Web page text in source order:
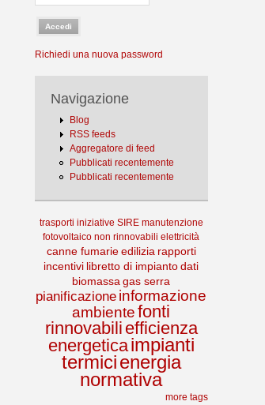
Richiedi una nuova password
Navigazione
Blog
RSS feeds
Aggregatore di feed
Pubblicati recentemente
Pubblicati recentemente
trasporti iniziative SIRE manutenzione
fotovoltaico non rinnovabili elettricità
canne fumarie edilizia rapporti
incentivi libretto di impianto dati
biomassa gas serra
pianificazione informazione
ambiente fonti
rinnovabili efficienza
energeticaimpianti
termicienergia
normativa
more tags